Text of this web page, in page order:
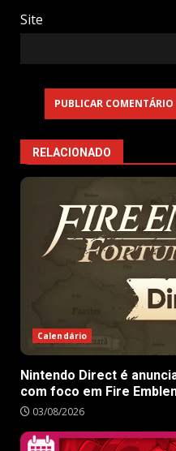
Site
RELACIONADO
Calendário
Nintendo Direct é
com foco em Fire
03/08/2026